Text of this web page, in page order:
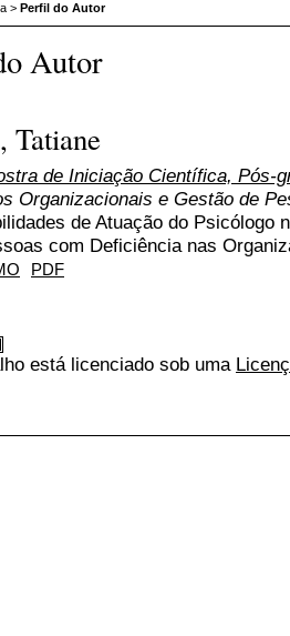
> Perfil do Autor
Autor
Tatiane
de Iniciação Científica, Pós-
Organizacionais e Gestão de
de Atuação do Psicólogo
com Deficiência nas
PDF
está licenciado sob uma